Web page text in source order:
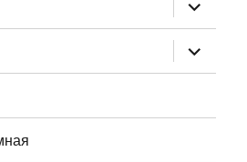
дочернее
меню
раскрыть
дочернее
меню